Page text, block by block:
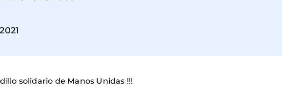
solidario de Manos Unidas !!!